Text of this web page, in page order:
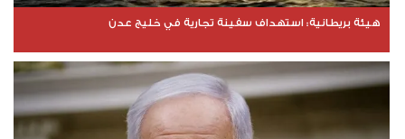
هيئة بريطانية: استهداف سفينة تجارية في خليج عدن